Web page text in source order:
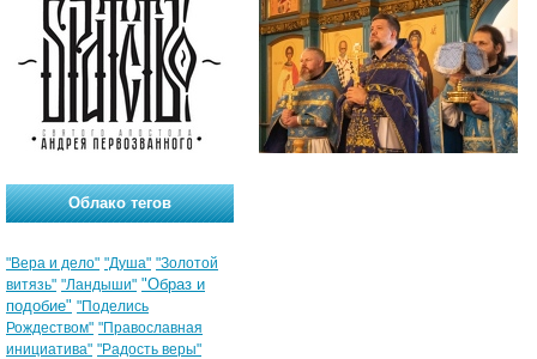
Облако тегов
"Вера и дело" "Душа" "Золотой
витязь" "Ландыши" "Образ и
подобие" "Поделись
Рождеством" "Православная
инициатива" "Радость веры"